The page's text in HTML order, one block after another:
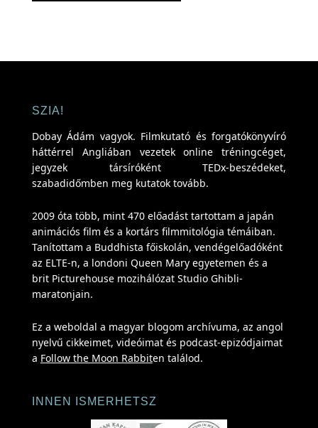
SZIA!
Dobay Ádám vagyok. Filmkutató és forgatókönyvíró
háttérrel Angliában vezetek online tréningcéget,
jegyzek társíróként TEDx-beszédeket,
szabadidőmben meg kutatok tovább.
2009 óta több, mint 470 előadást tartottam a japán
animációs film és a kortárs filmmitológia témáiban.
Tanítottam a Buddhista főiskolán, vendégelőadóként
az ELTE-n, a londoni Queen Mary egyetemen és a
brit Picturehouse mozihálózat Studio Ghibli-
maratonjain.
Ez a weboldal a magyar blogom archívuma, az angol
nyelvű cikkeimet, videóimat és podcast-epizódjaimat
a Follow the Moon Rabbiten találod.
INNEN ISMERHETSZ